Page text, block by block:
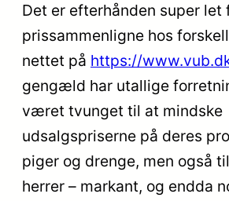
Det er efterhånden super let
prissammenligne hos
nettet på https://
gengæld har utallige
været tvunget til at mindske
udsalgspriserne på deres
piger og drenge, men også
herrer – markant, og endda